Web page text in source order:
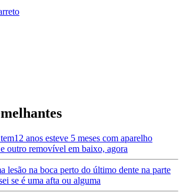
anos esteve 5 meses com aparelho
outro removível em baixo, agora
lesão na boca perto do último dente na parte
se é uma afta ou alguma